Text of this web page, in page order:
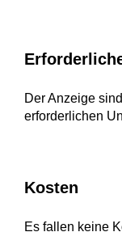
Der Anzeige
erforderlichen
Kosten
Es fallen keine